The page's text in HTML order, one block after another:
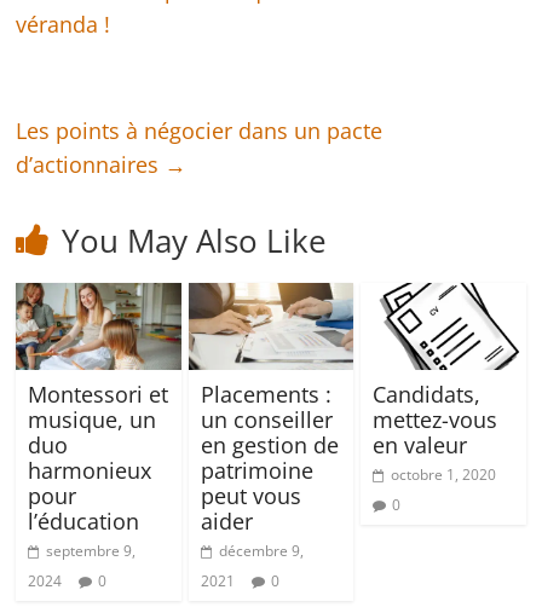
véranda !
Les points à négocier dans un pacte
d’actionnaires →
You May Also Like
Montessori et
musique, un
duo
harmonieux
pour
l’éducation
septembre 9,
2024
0
Placements :
un conseiller
en gestion de
patrimoine
peut vous
aider
décembre 9,
2021
0
Candidats,
mettez-vous
en valeur
octobre 1, 2020
0